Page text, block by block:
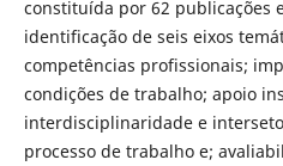
constituída por 62 publicações
identificação de seis eixos
competências profissionais;
condições de trabalho; apoio
interdisciplinaridade e
processo de trabalho e;